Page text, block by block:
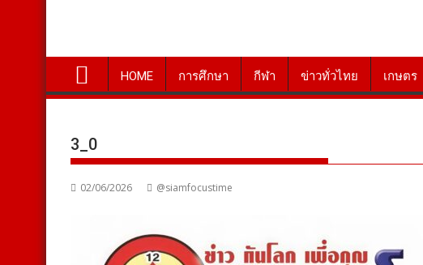
HOME การศึกษา กีฬา ข่าวทั่วไทย เกษตร
3_0
02/06/2026 @siamfocustime